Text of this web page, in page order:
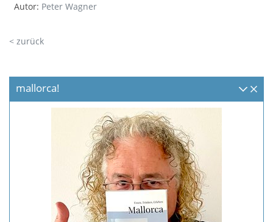
Autor: Peter Wagner
< zurück
mallorca!